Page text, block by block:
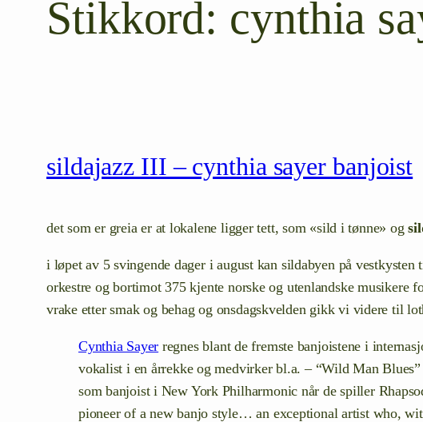
Stikkord: cynthia
sildajazz III – cynthia sayer banjoist
det som er greia er at lokalene ligger tett, som «sild i tønne» og
i løpet av 5 svingende dager i august kan sildabyen på
orkestre og bortimot 375 kjente norske og utenlandske musikere
vrake etter smak og behag og onsdagskvelden gikk vi videre til
Cynthia Sayer regnes blant de fremste banjoistene i
vokalist i en årrekke og medvirker bl.a. – “Wild Man
som banjoist i New York Philharmonic når de spiller
pioneer of a new banjo style… an exceptional artist who,